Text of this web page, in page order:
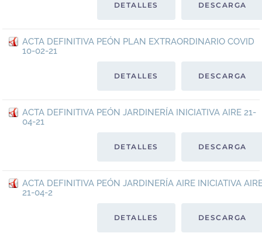
DESCARGA
DETALLES
ACTA DEFINITIVA PEÓN PLAN EXTRAORDINARIO COVID
10-02-21
DESCARGA
DETALLES
ACTA DEFINITIVA PEÓN JARDINERÍA INICIATIVA AIRE 21-
04-21
DESCARGA
DETALLES
ACTA DEFINITIVA PEÓN JARDINERÍA AIRE INICIATIVA
21-04-2
DESCARGA
DETALLES